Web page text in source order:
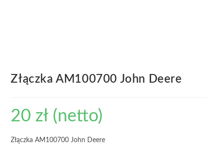
Złączka AM100700 John Deere
20 zł (netto)
Złączka AM100700 John Deere